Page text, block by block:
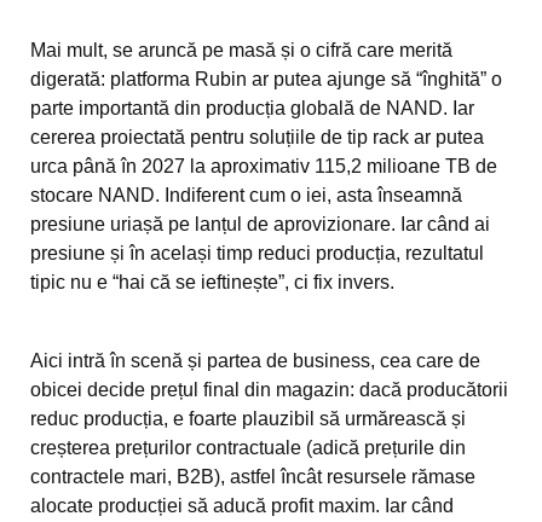
Mai mult, se aruncă pe masă și o cifră care merită
digerată: platforma Rubin ar putea ajunge să “înghită” o
parte importantă din producția globală de NAND. Iar
cererea proiectată pentru soluțiile de tip rack ar putea
urca până în 2027 la aproximativ 115,2 milioane TB de
stocare NAND. Indiferent cum o iei, asta înseamnă
presiune uriașă pe lanțul de aprovizionare. Iar când ai
presiune și în același timp reduci producția, rezultatul
tipic nu e “hai că se ieftinește”, ci fix invers.
Aici intră în scenă și partea de business, cea care de
obicei decide prețul final din magazin: dacă producătorii
reduc producția, e foarte plauzibil să urmărească și
creșterea prețurilor contractuale (adică prețurile din
contractele mari, B2B), astfel încât resursele rămase
alocate producției să aducă profit maxim. Iar când